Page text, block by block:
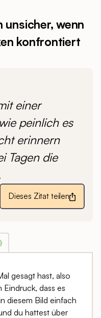
unsicher, wenn
konfrontiert
einer
peinlich es
erinnern
Tagen die
Dieses Zitat teilen
gesagt hast, also
dass es
diesem Bild einfach
du hattest über